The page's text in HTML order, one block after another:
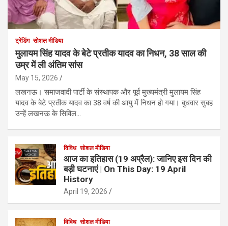
ट्रेंडिंग सोशल मीडिया
मुलायम सिंह यादव के बेटे प्रतीक यादव का निधन, 38 साल की
उम्र में ली अंतिम सांस
May 15, 2026
लखनऊ। समाजवादी पार्टी के संस्थापक और पूर्व मुख्यमंत्री मुलायम सिंह
यादव के बेटे प्रतीक यादव का 38 वर्ष की आयु में निधन हो गया। बुधवार सुबह
उन्हें लखनऊ के सिविल…
विविध सोशल मीडिया
आज का इतिहास (19 अप्रैल): जानिए इस दिन की
बड़ी घटनाएं | On This Day: 19 April
History
April 19, 2026
विविध सोशल मीडिया